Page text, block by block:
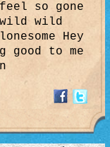
so gone
wild wild
Hey
good to me